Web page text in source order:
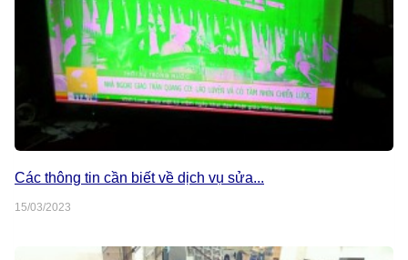
Các thông tin cần biết về dịch vụ sửa...
15/03/2023